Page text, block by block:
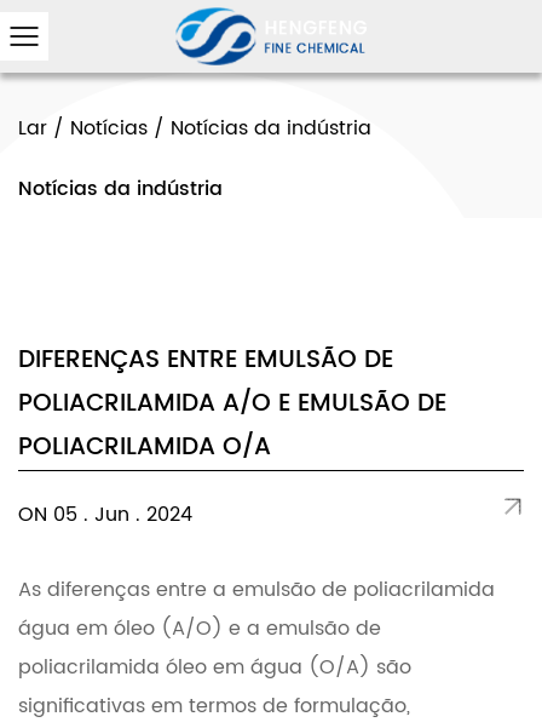
Lar / Notícias / Notícias da indústria
Notícias da indústria
DIFERENÇAS ENTRE EMULSÃO DE
POLIACRILAMIDA A/O E EMULSÃO DE
POLIACRILAMIDA O/A
ON 05 . Jun . 2024
As diferenças entre a emulsão de poliacrilamida
água em óleo (A/O) e a emulsão de
poliacrilamida óleo em água (O/A) são
significativas em termos de formulação,